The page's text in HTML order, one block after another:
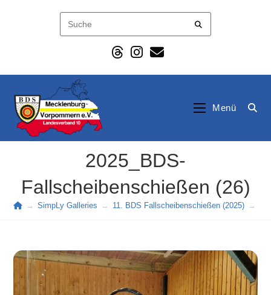
Menü
2025_BDS-
Fallscheibenschießen (26)
→ SimpLy Galleries → 11. BDS Fallscheibenschießen (2025) →